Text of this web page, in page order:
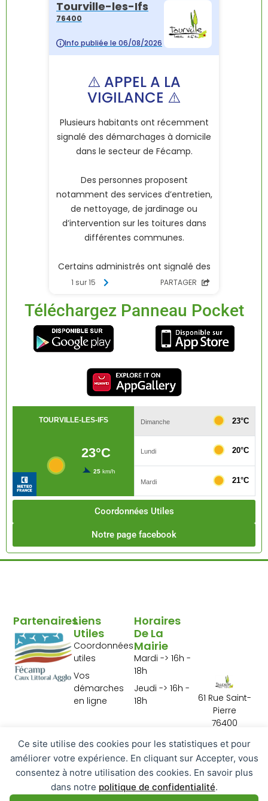
Ce site utilise des cookies pour les statistiques et pour
améliorer votre expérience. En cliquant sur Accepter, vous
consentez à notre utilisation des cookies. En savoir plus
dans notre politique de confidentialité.
Téléchargez Panneau Pocket
Coordonnées Utiles
Notre page facebook
61 Rue Saint-
Pierre
76400
02 35 29 10 01
Contactez-
nous
Horaires
De La
Mairie
Mardi -> 16h -
18h
Jeudi -> 16h -
18h
Liens
Utiles
Coordonnées
utiles
Vos
démarches
en ligne
Partenaires